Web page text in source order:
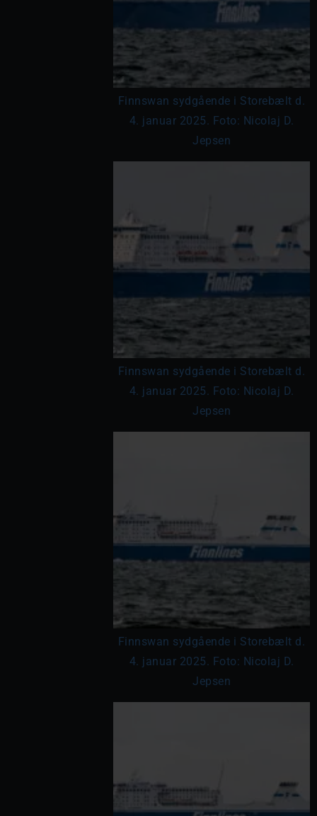
Finnswan sydgående i Storebælt d.
4. januar 2025. Foto: Nicolaj D.
Jepsen
Finnswan sydgående i Storebælt d.
4. januar 2025. Foto: Nicolaj D.
Jepsen
Finnswan sydgående i Storebælt d.
4. januar 2025. Foto: Nicolaj D.
Jepsen